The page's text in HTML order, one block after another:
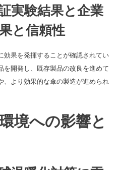
実験結果と企業
と信頼性
果を発揮することが確認されてい
を開発し、既存製品の改良を進めて
、より効果的な傘の製造が進められ
境への影響と